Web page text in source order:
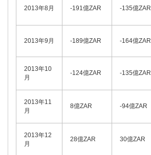
2013年8月 -191億ZAR -135億ZAR
2013年9月 -189億ZAR -164億ZAR
2013年10
月
-124億ZAR -135億ZAR
2013年11
月
8億ZAR -94億ZAR
2013年12
月
28億ZAR 30億ZAR